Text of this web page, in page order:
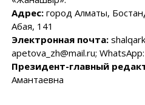
Адрес:город Алматы,
Абая, 141
Электронная почта:
apetova_zh@mail.ru;
Президент-главный
Амантаевна